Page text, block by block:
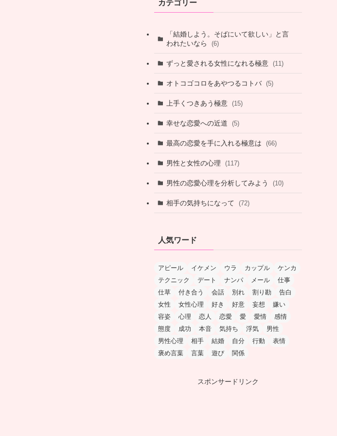
カテゴリー
「結婚しよう。そばにいて欲しい」と言
われたいなら
(6)
ずっと愛される女性になれる極意 (11)
オトコゴコロをあやつるコトバ (5)
上手くつきあう極意 (15)
幸せな恋愛への近道 (5)
最高の恋愛を手に入れる極意は (66)
男性と女性の心理 (117)
男性の恋愛心理を分析してみよう (10)
相手の気持ちになって (72)
人気ワード
アピール イケメン ウラ カップル
ケンカ
テクニック
デート ナンパ メール
仕事
仕草
付き合う 会話 別れ 割り勘
告白
女性
女性心理 好き 好意 妄想
嫌い
容姿
心理 恋人 恋愛 愛 愛情
感情
態度
成功 本音 気持ち 浮気
男性
男性心理
相手 結婚 自分 行動
表情
褒め言葉
言葉 遊び 関係
スポンサードリンク